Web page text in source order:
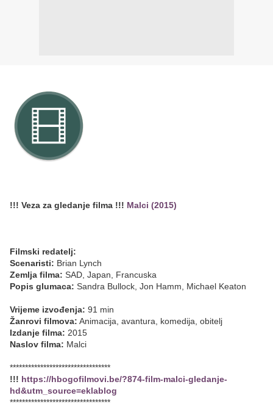
!!! Veza za gledanje filma !!! Malci (2015)
Filmski redatelj:
Scenaristi: Brian Lynch
Zemlja filma: SAD, Japan, Francuska
Popis glumaca: Sandra Bullock, Jon Hamm, Michael Keaton
Vrijeme izvođenja: 91 min
Žanrovi filmova: Animacija, avantura, komedija, obitelj
Izdanje filma: 2015
Naslov filma: Malci
*********************************
!!! https://hbogofilmovi.be/?874-film-malci-gledanje-
hd&utm_source=eklablog
*********************************